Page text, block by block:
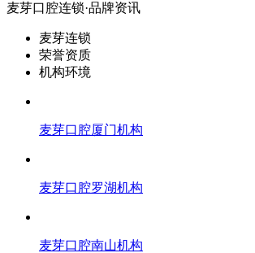
麦芽口腔连锁·品牌资讯
麦芽连锁
荣誉资质
机构环境
麦芽口腔厦门机构
麦芽口腔罗湖机构
麦芽口腔南山机构